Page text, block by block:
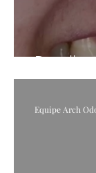
Equipe Arch